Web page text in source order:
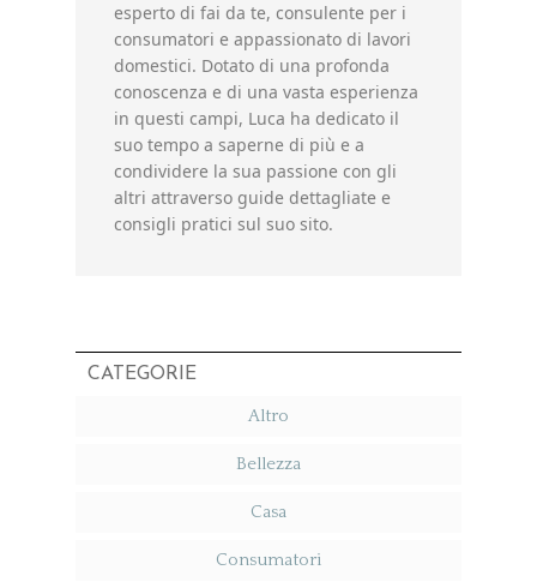
esperto di fai da te, consulente per i
consumatori e appassionato di lavori
domestici. Dotato di una profonda
conoscenza e di una vasta esperienza
in questi campi, Luca ha dedicato il
suo tempo a saperne di più e a
condividere la sua passione con gli
altri attraverso guide dettagliate e
consigli pratici sul suo sito.
CATEGORIE
Altro
Bellezza
Casa
Consumatori